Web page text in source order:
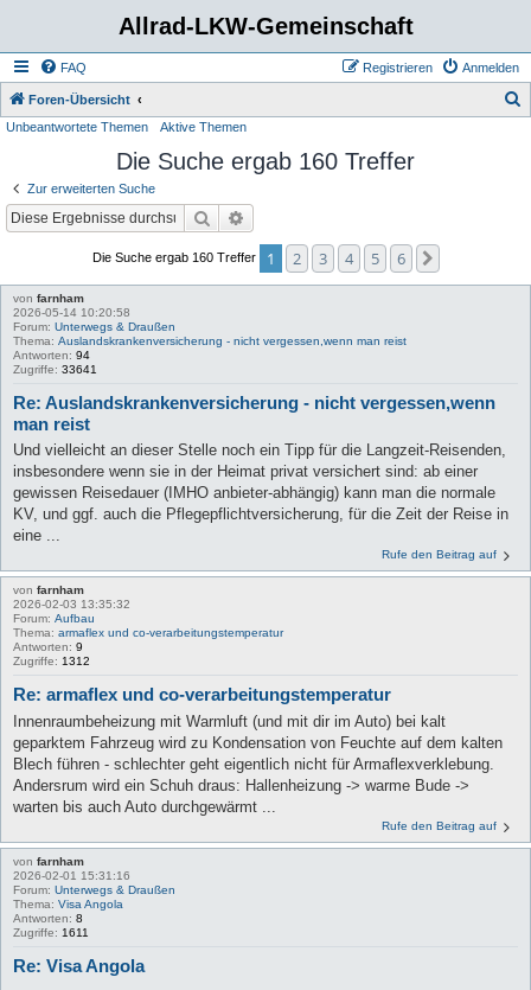
Allrad-LKW-Gemeinschaft
FAQ Anmelden
Registrieren
Foren-Übersicht
Unbeantwortete Themen Aktive Themen
Die Suche ergab 160 Treffer
Zur erweiterten Suche
Suche
Die Suche ergab 160 Treffer 1 2 3 4 5 6
von farnham
2026-05-14 10:20:58
Forum: Unterwegs & Draußen
Thema: Auslandskrankenversicherung - nicht vergessen,wenn man reist
Antworten: 94
Zugriffe: 33641
Re: Auslandskrankenversicherung - nicht vergessen,wenn
man reist
Und vielleicht an dieser Stelle noch ein Tipp für die Langzeit-Reisenden,
insbesondere wenn sie in der Heimat privat versichert sind: ab einer
gewissen Reisedauer (IMHO anbieter-abhängig) kann man die normale
KV, und ggf. auch die Pflegepflichtversicherung, für die Zeit der Reise in
eine ...
Rufe den Beitrag auf
von farnham
2026-02-03 13:35:32
Forum: Aufbau
Thema: armaflex und co-verarbeitungstemperatur
Antworten: 9
Zugriffe: 1312
Re: armaflex und co-verarbeitungstemperatur
Innenraumbeheizung mit Warmluft (und mit dir im Auto) bei kalt
geparktem Fahrzeug wird zu Kondensation von Feuchte auf dem kalten
Blech führen - schlechter geht eigentlich nicht für Armaflexverklebung.
Andersrum wird ein Schuh draus: Hallenheizung -> warme Bude ->
warten bis auch Auto durchgewärmt ...
Rufe den Beitrag auf
von farnham
2026-02-01 15:31:16
Forum: Unterwegs & Draußen
Thema: Visa Angola
Antworten: 8
Zugriffe: 1611
Re: Visa Angola